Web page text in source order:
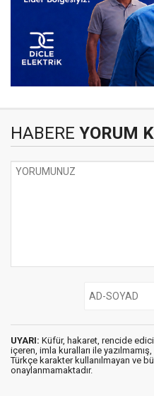
HABERE YORUM
UYARI: Küfür, hakaret, rencide
içeren, imla kuralları ile yazılmamış,
Türkçe karakter kullanılmayan ve
onaylanmamaktadır.